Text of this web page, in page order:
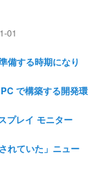
01
備する時期になり
で構築する開発環
プレイ モニター
れていた」ニュー